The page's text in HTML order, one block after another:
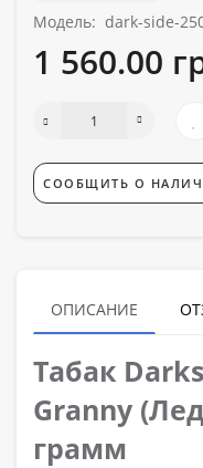
Модель: dark-side-
1 560.00
СООБЩИТЬ О
ОПИСАНИЕ
Табак
Granny
грамм